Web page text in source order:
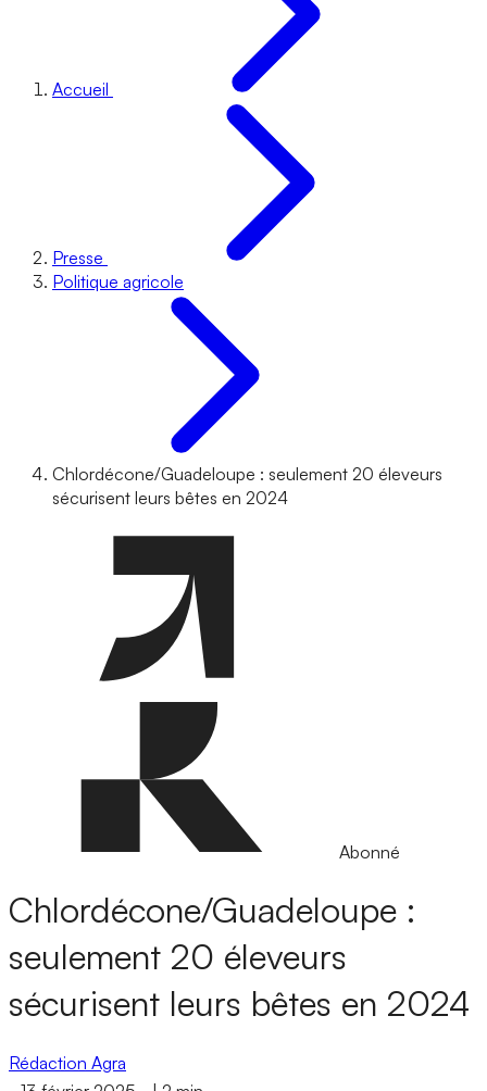
Accueil
Presse
Politique agricole
Chlordécone/Guadeloupe : seulement 20 éleveurs
sécurisent leurs bêtes en 2024
Abonné
Chlordécone/Guadeloupe :
seulement 20 éleveurs
sécurisent leurs bêtes en 2024
Rédaction Agra